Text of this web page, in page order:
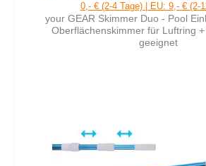
0,- € (2-4 Tage) | EU: 9,- € (2-
your GEAR Skimmer Duo - Pool
Oberflächenskimmer für Luftring
geeignet